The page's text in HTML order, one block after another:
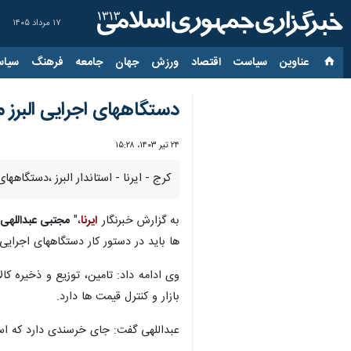
۱۷ مرداد ۱۴۰۵
عناوین‌ سیاست اقتصاد ورزش جهان جامعه فرهنگ
دستگاههای اجرایی
۲۴ تیر ۱۴۰۳، ۱۵:۲۸